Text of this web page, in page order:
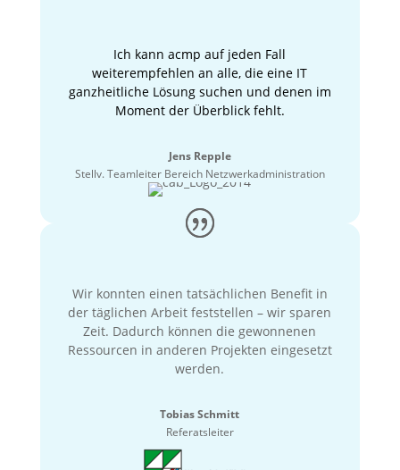
Ich kann acmp auf jeden Fall
weiterempfehlen an alle, die eine IT
ganzheitliche Lösung suchen und denen im
Moment der Überblick fehlt.
Jens Repple
Stellv. Teamleiter Bereich Netzwerkadministration
Wir konnten einen tatsächlichen Benefit in
der täglichen Arbeit feststellen – wir sparen
Zeit. Dadurch können die gewonnenen
Ressourcen in anderen Projekten eingesetzt
werden.
Tobias Schmitt
Referatsleiter